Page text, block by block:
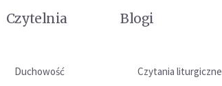
Czytelnia Blogi
Duchowość Czytania liturgiczne